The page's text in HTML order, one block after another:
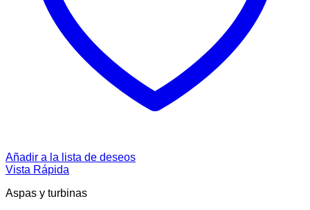
Añadir a la lista de deseos
Vista Rápida
Aspas y turbinas